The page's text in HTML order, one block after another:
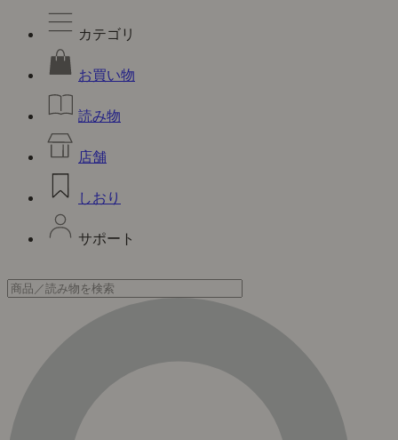
カテゴリ
お買い物
読み物
店舗
しおり
サポート